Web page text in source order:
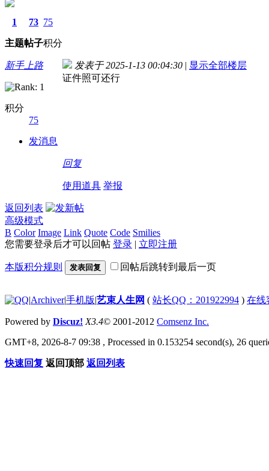
1
主题
73
帖子
75
积分
新手上路
积分
75
发消息
发表于 2025-1-13 00:04:30 | 显示全部楼层
证件照可还行
回复
使用道具 举报
返回列表
高级模式
B Color Image Link Quote Code Smilies
您需要登录后才可以回帖 登录 | 立即注册
本版积分规则 发表回复 回帖后跳转到最后一页
|Archiver|手机版|艺束人生网 ( 站长QQ：201922994 ) 在线
Powered by Discuz! X3.4© 2001-2012 Comsenz Inc.
GMT+8, 2026-8-7 09:38 , Processed in 0.153254 second(s), 26
快速回复 返回顶部 返回列表